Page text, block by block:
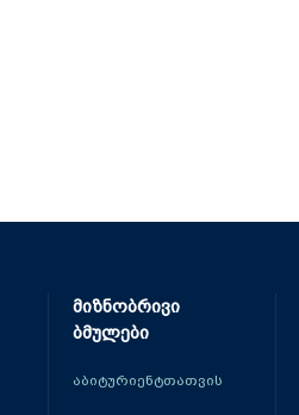
მიზნობრივი
ბმულები
აბიტურიენტთათვის